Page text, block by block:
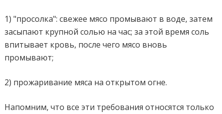
1) "просолка": свежее мясо промывают в воде, затем
засыпают крупной солью на час; за этой время соль
впитывает кровь, после чего мясо вновь
промывают;
2) прожаривание мяса на открытом огне.
Напомним, что все эти требования относятся только